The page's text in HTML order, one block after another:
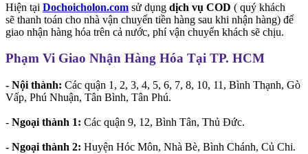
Hiện tại Dochoicholon.com sử dụng dịch vụ COD ( quý khách
sẽ thanh toán cho nhà vận chuyển tiền hàng sau khi nhận hàng) để
giao nhận hàng hóa trên cả nước, phí vận chuyển khách sẽ chịu.
Phạm Vi Giao Nhận Hàng Hóa Tại TP. HCM
- Nội thành: Các quận 1, 2, 3, 4, 5, 6, 7, 8, 10, 11, Bình Thạnh, Gò
Vấp, Phú Nhuận, Tân Bình, Tân Phú.
- Ngoại thành 1: Các quận 9, 12, Bình Tân, Thủ Đức.
- Ngoại thành 2: Huyện Hóc Môn, Nhà Bè, Bình Chánh, Củ Chi.